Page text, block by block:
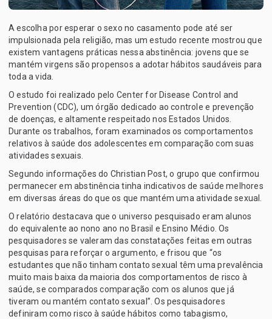
A escolha por esperar o sexo no casamento pode até ser
impulsionada pela religião, mas um estudo recente mostrou que
existem vantagens práticas nessa abstinência: jovens que se
mantém virgens são propensos a adotar hábitos saudáveis para
toda a vida.
O estudo foi realizado pelo Center for Disease Control and
Prevention (CDC), um órgão dedicado ao controle e prevenção
de doenças, e altamente respeitado nos Estados Unidos.
Durante os trabalhos, foram examinados os comportamentos
relativos à saúde dos adolescentes em comparação com suas
atividades sexuais.
Segundo informações do Christian Post, o grupo que confirmou
permanecer em abstinência tinha indicativos de saúde melhores
em diversas áreas do que os que mantém uma atividade sexual.
O relatório destacava que o universo pesquisado eram alunos
do equivalente ao nono ano no Brasil e Ensino Médio. Os
pesquisadores se valeram das constatações feitas em outras
pesquisas para reforçar o argumento, e frisou que “os
estudantes que não tinham contato sexual têm uma prevalência
muito mais baixa da maioria dos comportamentos de risco à
saúde, se comparados comparação com os alunos que já
tiveram ou mantém contato sexual”. Os pesquisadores
definiram como risco à saúde hábitos como tabagismo,